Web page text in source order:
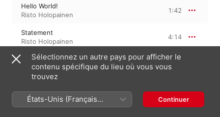
Hello World!
Risto Holopainen
1:42
Statement
Risto Holopainen
4:14
Bâtir et Démolir (ZAD)
Risto Holopainen
4:01
Risto Holopainen
4:46
Sélectionnez un autre pays pour afficher le
contenu spécifique du lieu où vous vous
trouvez
États-Unis (Français
France)
Continuer